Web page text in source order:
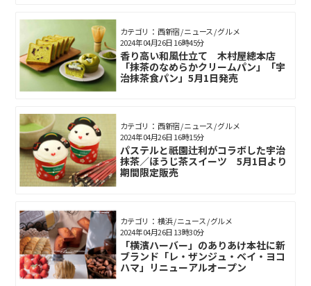
カテゴリ： 西新宿 / ニュース / グルメ
香り高い和風仕立て 木村屋總本店
「抹茶のなめらかクリームパン」「宇
治抹茶食パン」5月1日発売
2024年04月26日 16時45分
カテゴリ： 西新宿 / ニュース / グルメ
パステルと祇園辻利がコラボした宇治
抹茶／ほうじ茶スイーツ 5月1日より
期間限定販売
2024年04月26日 16時15分
カテゴリ： 横浜 / ニュース / グルメ
「横濱ハーバー」のありあけ本社に新
ブランド「レ・ザンジュ・ベイ・ヨコ
ハマ」リニューアルオープン
2024年04月26日 13時30分